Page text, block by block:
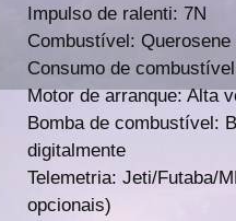
Impulso de ralenti: 7N
Combustível:
Consumo de
Motor de arranque: Alta
Bomba de combustível:
digitalmente
Telemetria: Jeti/Futaba/
opcionais)